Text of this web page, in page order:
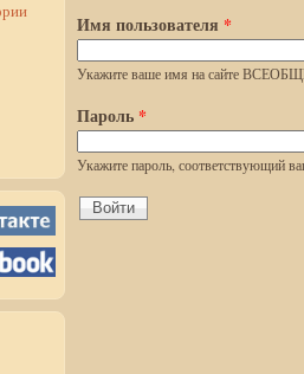
Имя пользователя *
Укажите ваше имя на сайте
Пароль *
Укажите пароль, соответствующий